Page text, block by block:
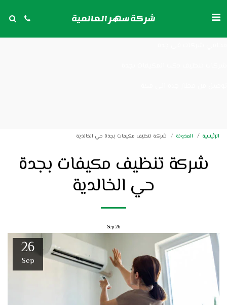
توصيل من مكة الى مطار جدةشركة سهر العالمية
الرئيسية المدونة شركة تنظيف مكيفات بجدة حي الخالدية
شركة تنظيف مكيفات بجدة
حي الخالدية
26
Sep
26
Sep